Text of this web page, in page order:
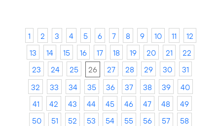
1 2 3 4 5 6 7 8 9 10 11
12
13
14 15 16 17 18 19 20 21
22
23
24 25 26 27 28 29 30
31
32
33 34 35 36 37 38 39
40
41
42 43 44 45 46 47 48
49
50
51 52 53 54 55 56 57
58